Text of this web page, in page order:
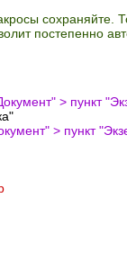
сохраняйте.
постепенно
> пункт "
> пункт "